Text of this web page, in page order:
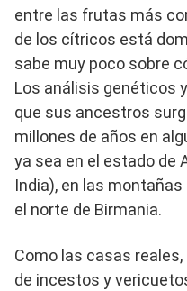
entre las frutas más
de los cítricos está
sabe muy poco sobre
Los análisis genéticos
que sus ancestros
millones de años en
ya sea en el estado de
India), en las
el norte de Birmania.
Como las casas
de incestos y